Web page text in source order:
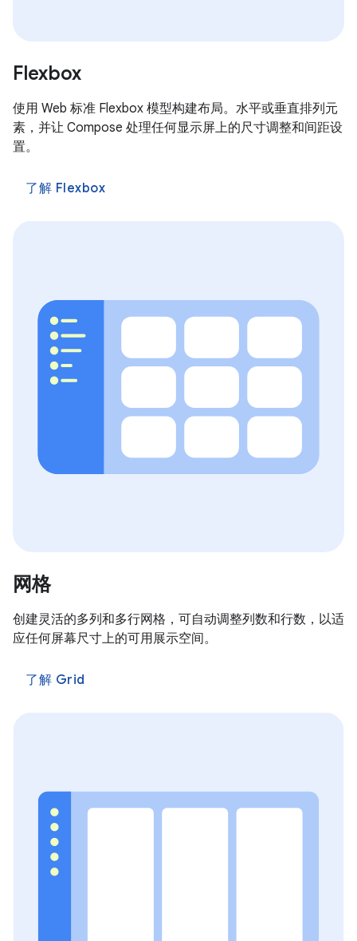
Flexbox
使用 Web 标准 Flexbox 模型构建布局。水平或垂直排列元
素，并让 Compose 处理任何显示屏上的尺寸调整和间距设
置。
了解 Flexbox
网格
创建灵活的多列和多行网格，可自动调整列数和行数，以适
应任何屏幕尺寸上的可用展示空间。
了解 Grid